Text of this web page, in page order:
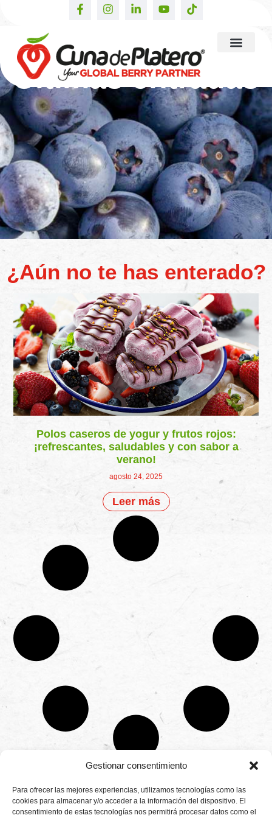
Gestionar consentimiento
Para ofrecer las mejores experiencias, utilizamos tecnologías como las
cookies para almacenar y/o acceder a la información del dispositivo. El
consentimiento de estas tecnologías nos permitirá procesar datos como el
Últimas entradas
¿Aún no te has enterado?
Polos caseros de yogur y frutos rojos:
¡refrescantes, saludables y con sabor a
verano!
agosto 24, 2025
Leer más
Productores
de
CONTÁCTANOS
Camino de
Montemayor s/n
Aviso legal